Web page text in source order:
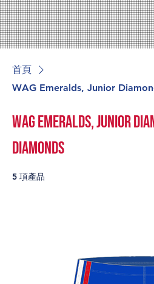
首頁
WAG Emeralds, Junior
WAG Emeralds, Junior
Diamonds
5 項產品